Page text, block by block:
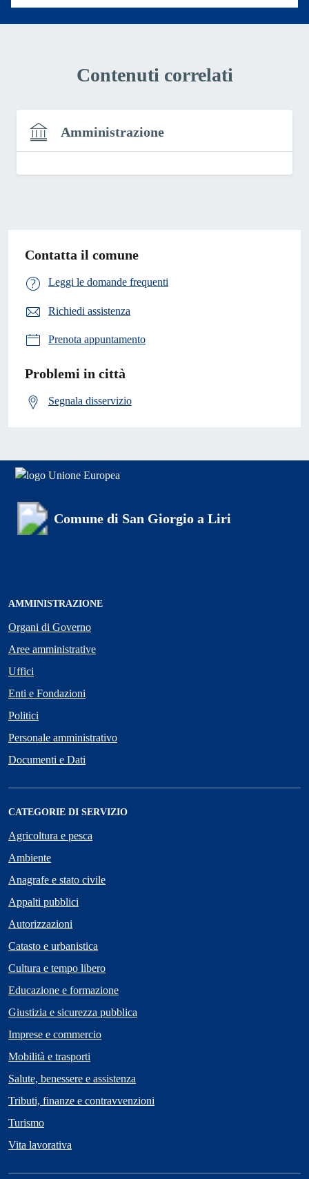
Contenuti correlati
Amministrazione
Contatta il comune
Leggi le domande frequenti
Richiedi assistenza
Prenota appuntamento
Problemi in città
Segnala disservizio
Comune di San Giorgio a Liri
AMMINISTRAZIONE
Organi di Governo
Aree amministrative
Uffici
Enti e Fondazioni
Politici
Personale amministrativo
Documenti e Dati
CATEGORIE DI SERVIZIO
Agricoltura e pesca
Ambiente
Anagrafe e stato civile
Appalti pubblici
Autorizzazioni
Catasto e urbanistica
Cultura e tempo libero
Educazione e formazione
Giustizia e sicurezza pubblica
Imprese e commercio
Mobilità e trasporti
Salute, benessere e assistenza
Tributi, finanze e contravvenzioni
Turismo
Vita lavorativa